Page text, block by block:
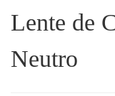
Lente de
Neutro